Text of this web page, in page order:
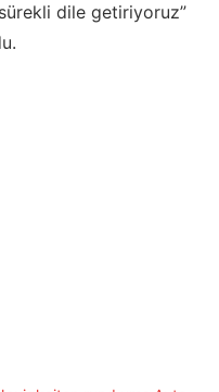
dile getiriyoruz”